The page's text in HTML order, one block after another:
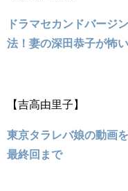
ドラマセカンドバージ
法！妻の深田恭子が怖い
【吉高由里子】
東京タラレバ娘の動画
最終回まで